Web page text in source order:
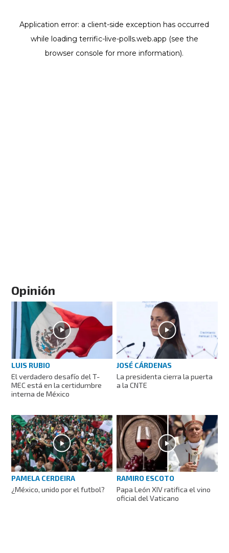
Opinión
LUIS RUBIO
El verdadero desafío del T-
MEC está en la certidumbre
interna de México
JOSÉ CÁRDENAS
La presidenta cierra la puerta
a la CNTE
PAMELA CERDEIRA
¿México, unido por el futbol?
RAMIRO ESCOTO
Papa León XIV ratifica el vino
oficial del Vaticano